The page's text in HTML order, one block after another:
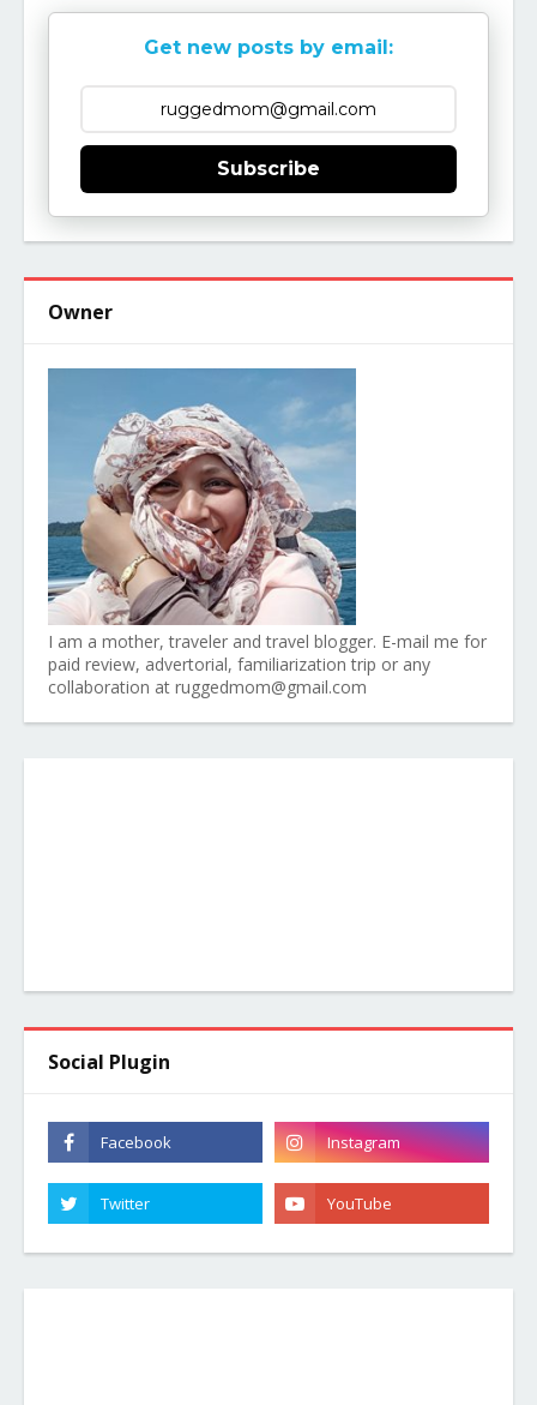
Get new posts by email:
Subscribe
Owner
I am a mother, traveler and travel blogger. E-mail me for
paid review, advertorial, familiarization trip or any
collaboration at ruggedmom@gmail.com
Social Plugin